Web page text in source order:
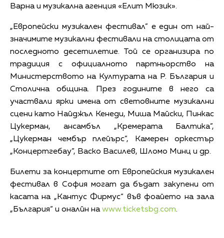
Варна и музикална агенция «Елит Мюзик».
„Европейски музикален фестивал” е един от най-
значимите музикални фестивали на столицата от
последното десетилетие. Той се организира по
традиция с официалното партньорство на
Министерството на Културата на Р. България и
Столична община. През годините в него са
участвали ярки имена от световните музикални
сцени като Найджъл Кенеди, Миша Майски, Пинкас
Цукерман, ансамбъл „Кремерата Балтика”,
„Цукерман чембър плейърс”, Камерен оркестър
„Концертгебау”, Васко Василев, Шломо Минц и др.
Билети за концертите от Европейския музикален
фестивал в София могат да бъдат закупени от
касата на „Кантус Фирмус“ във фоайето на зала
„България“ и оналйн наwww.ticketsbg.com.